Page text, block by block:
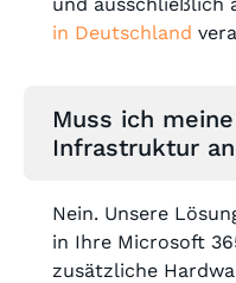
in Deutschland
Muss ich
Infrastruktur
Nein. Unsere
in Ihre Microsoft
zusätzliche